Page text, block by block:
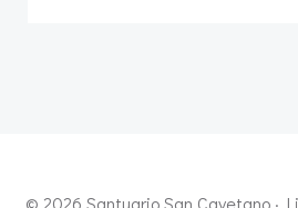
© 2026 Santuario San Cayetano ·